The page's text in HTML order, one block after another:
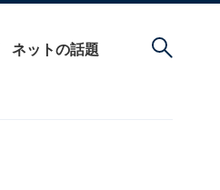
ネットの話題